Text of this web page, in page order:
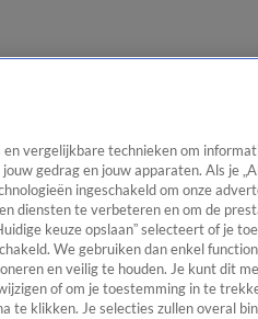
vergelijkbare technieken om
gedrag en jouw apparaten. Als je
ingeschakeld om onze
diensten te verbeteren en om de
keuze opslaan” selecteert of je
We gebruiken dan enkel
en veilig te houden. Je kunt dit
of om je toestemming in te
te klikken. Je selecties zullen overal